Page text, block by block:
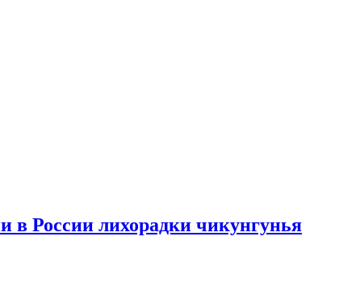
в России лихорадки чикунгунья